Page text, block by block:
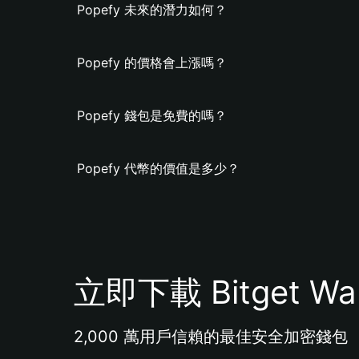
Popefy 未來的潛力如何？
Popefy 的價格會上漲嗎？
Popefy 錢包是免費的嗎？
Popefy 代幣的價值是多少？
立即下載 Bitget
2,000 萬用戶信賴的最佳安全加密錢包